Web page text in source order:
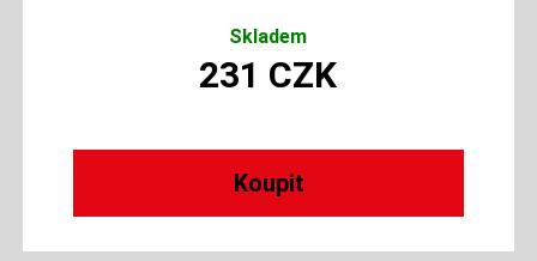
Skladem
231 CZK